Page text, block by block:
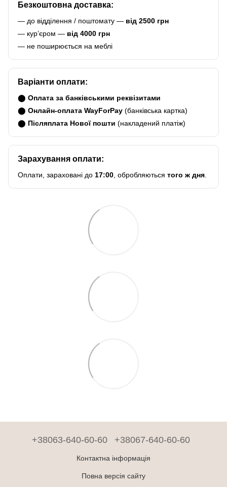
Безкоштовна доставка:
— до відділення / поштомату — від 2500 грн
— курʼєром — від 4000 грн
— не поширюється на меблі
Варіанти оплати:
⬤ Оплата за банківськими реквізитами
⬤ Онлайн-оплата WayForPay (банківська картка)
⬤ Післяплата Нової пошти (накладений платіж)
Зарахування оплати:
Оплати, зараховані до 17:00, обробляються того ж дня.
+38063-640-60-60 +38067-640-60-60
Контактна інформація
Повна версія сайту